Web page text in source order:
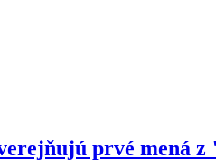
prvé mená